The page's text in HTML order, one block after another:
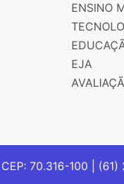
ENSINO
EJA
70.316-100 | (61)